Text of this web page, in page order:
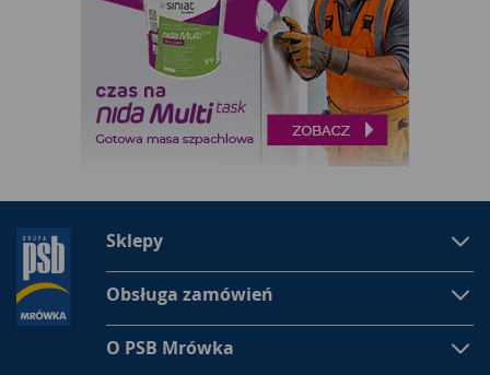
Sklepy
Obsługa zamówień
O PSB Mrówka